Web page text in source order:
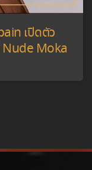
เปิดตัว
Nude Moka